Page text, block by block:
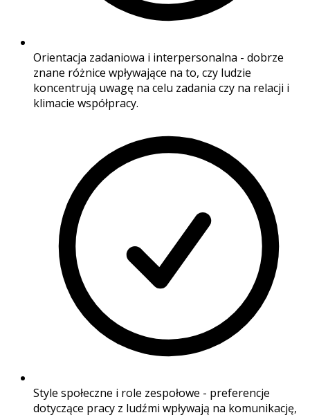
Orientacja zadaniowa i interpersonalna - dobrze
znane różnice wpływające na to, czy ludzie
koncentrują uwagę na celu zadania czy na relacji i
klimacie współpracy.
Style społeczne i role zespołowe - preferencje
dotyczące pracy z ludźmi wpływają na komunikację,